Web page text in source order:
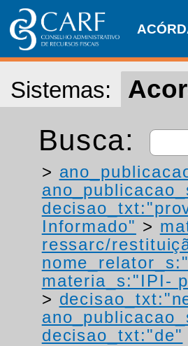
Sistemas:
Busca:
>
Informado" >
ressarc/
materia_s:"IPI-
>
decisao_txt:"de"